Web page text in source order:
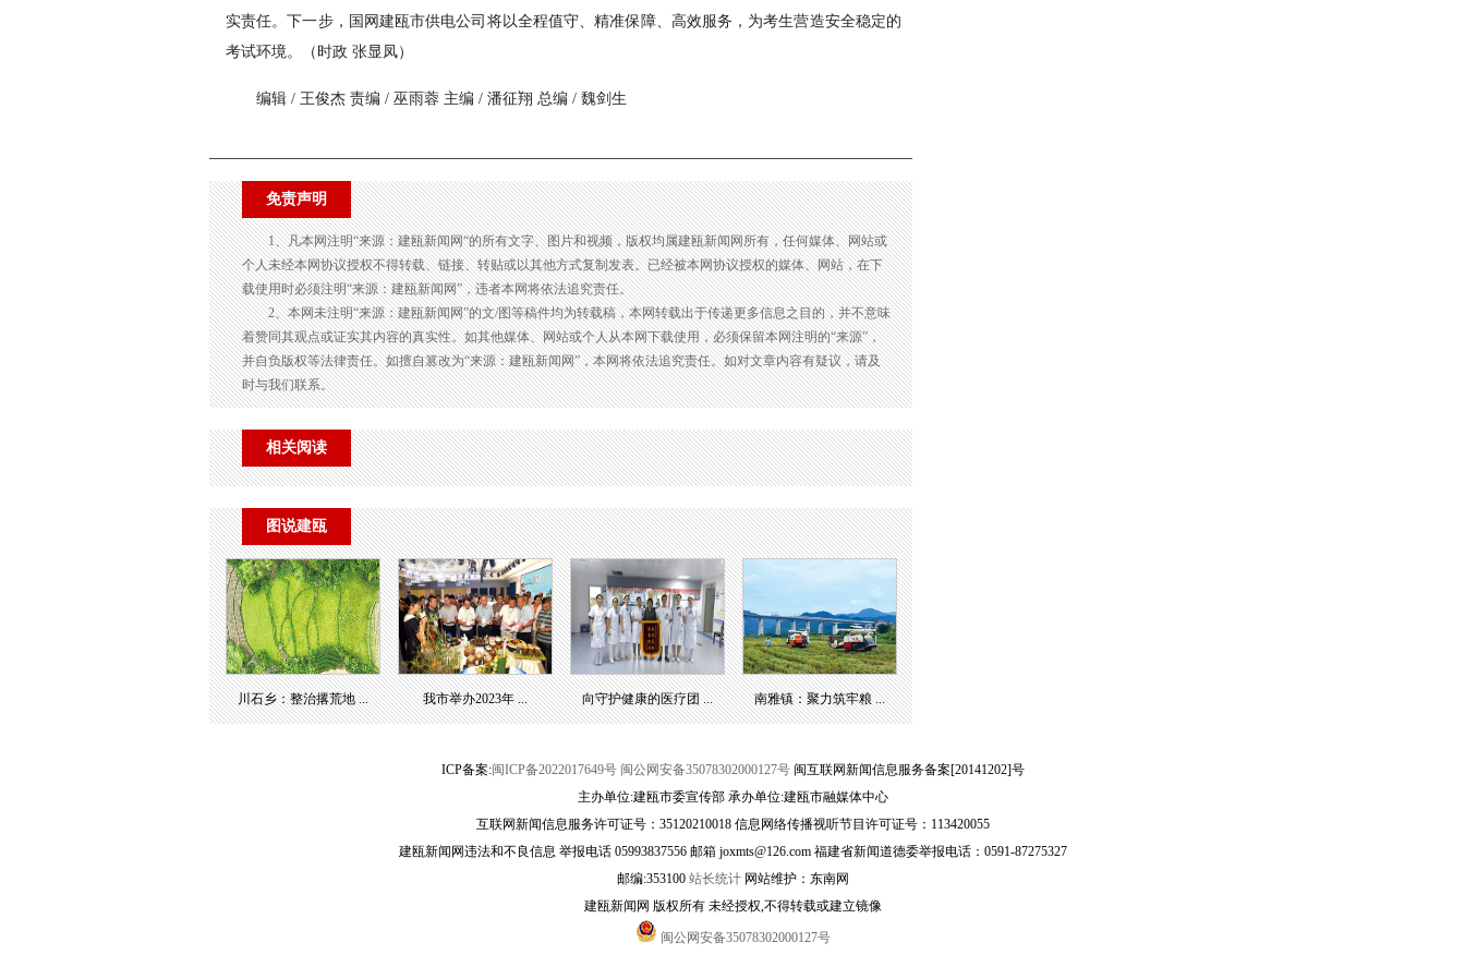
实责任。下一步，国网建瓯市供电公司将以全程值守、精准保障、高效服务，为考生营造安全稳定的
考试环境。（时政 张显凤）
编辑 / 王俊杰 责编 / 巫雨蓉 主编 / 潘征翔 总编 / 魏剑生
免责声明
1、凡本网注明“来源：建瓯新闻网“的所有文字、图片和视频，版权均属建瓯新闻网所有，任何媒体、网站或
个人未经本网协议授权不得转载、链接、转贴或以其他方式复制发表。已经被本网协议授权的媒体、网站，在下
载使用时必须注明“来源：建瓯新闻网”，违者本网将依法追究责任。
2、本网未注明“来源：建瓯新闻网”的文/图等稿件均为转载稿，本网转载出于传递更多信息之目的，并不意味
着赞同其观点或证实其内容的真实性。如其他媒体、网站或个人从本网下载使用，必须保留本网注明的“来源”，
并自负版权等法律责任。如擅自篡改为“来源：建瓯新闻网”，本网将依法追究责任。如对文章内容有疑议，请及
时与我们联系。
相关阅读
图说建瓯
川石乡：整治撂荒地 ... 我市举办2023年 ... 向守护健康的医疗团 ... 南雅镇：聚力筑牢粮 ...
ICP备案:闽ICP备2022017649号 闽公网安备35078302000127号闽互联网新闻信息服务备案[20141202]号
主办单位:建瓯市委宣传部 承办单位:建瓯市融媒体中心
互联网新闻信息服务许可证号：35120210018 信息网络传播视听节目许可证号：113420055
建瓯新闻网违法和不良信息 举报电话 05993837556 邮箱 joxmts@126.com 福建省新闻道德委举报电话：0591-87275327
邮编:353100 站长统计网站维护：东南网
建瓯新闻网 版权所有 未经授权,不得转载或建立镜像
闽公网安备35078302000127号